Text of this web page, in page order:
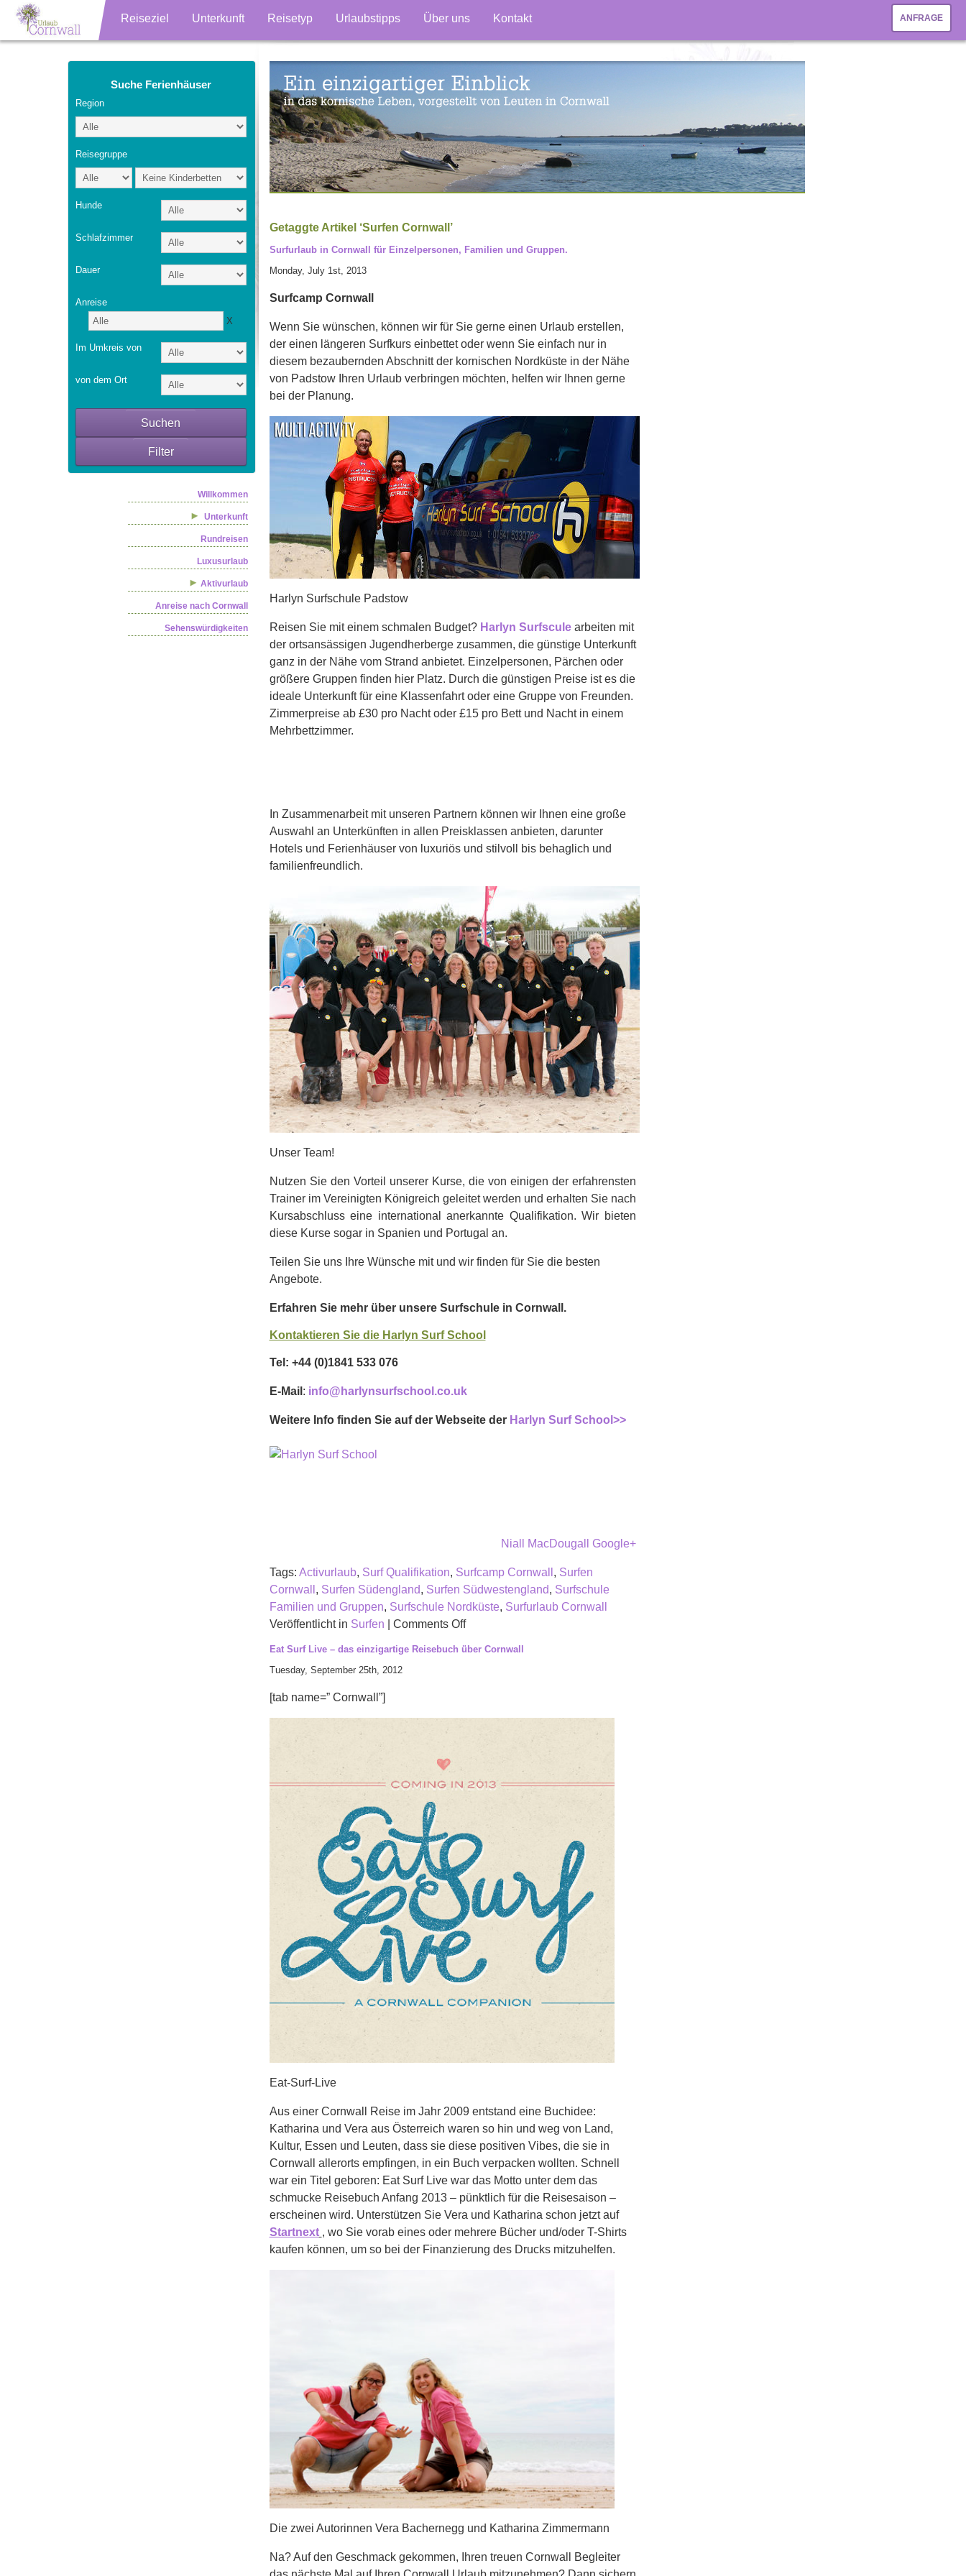
ANFRAGE
Reiseziel Unterkunft Reisetyp Urlaubstipps Über uns Kontakt
Suche Ferienhäuser
Region
Reisegruppe
Hunde
Schlafzimmer
Dauer
Anreise
X
Im Umkreis von
von dem Ort
Suchen
Filter
Willkommen
Unterkunft
Rundreisen
Luxusurlaub
Aktivurlaub
Anreise nach Cornwall
Sehenswürdigkeiten
Getaggte Artikel ‘Surfen Cornwall’
Surfurlaub in Cornwall für Einzelpersonen, Familien und Gruppen.
Monday, July 1st, 2013
Surfcamp Cornwall
Wenn Sie wünschen, können wir für Sie gerne einen Urlaub erstellen,
der einen längeren Surfkurs einbettet oder wenn Sie einfach nur in
diesem bezaubernden Abschnitt der kornischen Nordküste in der Nähe
von Padstow Ihren Urlaub verbringen möchten, helfen wir Ihnen gerne
bei der Planung.
Harlyn Surfschule Padstow
Reisen Sie mit einem schmalen Budget? Harlyn Surfsculearbeiten mit
der ortsansässigen Jugendherberge zusammen, die günstige Unterkunft
ganz in der Nähe vom Strand anbietet. Einzelpersonen, Pärchen oder
größere Gruppen finden hier Platz. Durch die günstigen Preise ist es die
ideale Unterkunft für eine Klassenfahrt oder eine Gruppe von Freunden.
Zimmerpreise ab £30 pro Nacht oder £15 pro Bett und Nacht in einem
Mehrbettzimmer.
In Zusammenarbeit mit unseren Partnern können wir Ihnen eine große
Auswahl an Unterkünften in allen Preisklassen anbieten, darunter
Hotels und Ferienhäuser von luxuriös und stilvoll bis behaglich und
familienfreundlich.
Unser Team!
Nutzen Sie den Vorteil unserer Kurse, die von einigen der erfahrensten
Trainer im Vereinigten Königreich geleitet werden und erhalten Sie nach
Kursabschluss eine international anerkannte Qualifikation. Wir bieten
diese Kurse sogar in Spanien und Portugal an.
Teilen Sie uns Ihre Wünsche mit und wir finden für Sie die besten
Angebote.
Erfahren Sie mehr über unsere Surfschule in Cornwall.
Kontaktieren Sie die Harlyn Surf School
Tel: +44 (0)1841 533 076
E-Mail : info@harlynsurfschool.co.uk
Weitere Info finden Sie auf der Webseite der Harlyn Surf School >>
Niall MacDougall Google+
Tags: Activurlaub, Surf Qualifikation, Surfcamp Cornwall , Surfen
Cornwall , Surfen Südengland, Surfen Südwestengland, Surfschule
Familien und Gruppen, Surfschule Nordküste, Surfurlaub Cornwall
Veröffentlicht in Surfen Comments Offon
Gruppen.
Eat Surf Live – das einzigartige Reisebuch über Cornwall
Tuesday, September 25th, 2012
[tab name=” Cornwall”]
Eat-Surf-Live
Aus einer Cornwall Reise im Jahr 2009 entstand eine Buchidee:
Katharina und Vera aus Österreich waren so hin und weg von Land,
Kultur, Essen und Leuten, dass sie diese positiven Vibes, die sie in
Cornwall allerorts empfingen, in ein Buch verpacken wollten. Schnell
war ein Titel geboren: Eat Surf Live war das Motto unter dem das
schmucke Reisebuch Anfang 2013 – pünktlich für die Reisesaison –
erscheinen wird. Unterstützen Sie Vera und Katharina schon jetzt auf
Startnext , wo Sie vorab eines oder mehrere Bücher und/oder T-Shirts
kaufen können, um so bei der Finanzierung des Drucks mitzuhelfen.
Die zwei Autorinnen Vera Bachernegg und Katharina Zimmermann
Na? Auf den Geschmack gekommen, Ihren treuen Cornwall Begleiter